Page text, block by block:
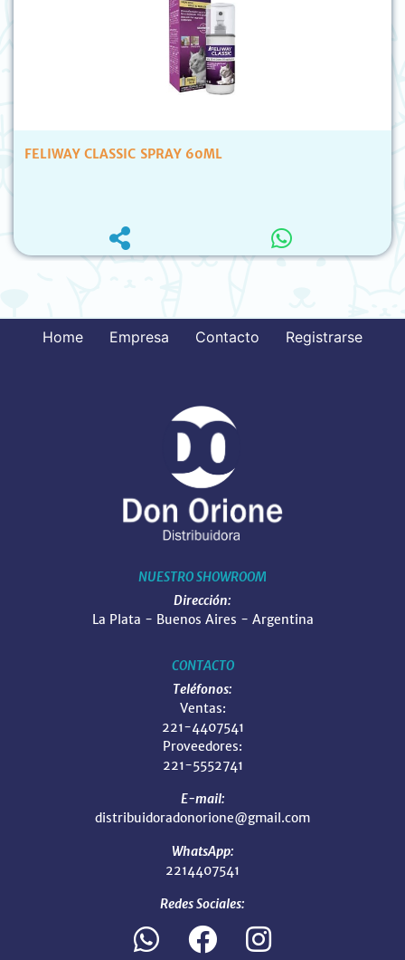
FELIWAY CLASSIC SPRAY 60ML
Home Empresa Contacto Registrarse
NUESTRO SHOWROOM
Dirección:
La Plata - Buenos Aires - Argentina
CONTACTO
Teléfonos:
Ventas:
221-4407541
Proveedores:
221-5552741
E-mail:
distribuidoradonorione@gmail.com
WhatsApp:
2214407541
Redes Sociales: